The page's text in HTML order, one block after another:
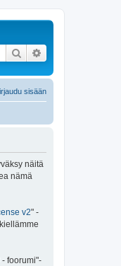
Etsi
sisään
näitä
nämä
v2" -
foorumi"-